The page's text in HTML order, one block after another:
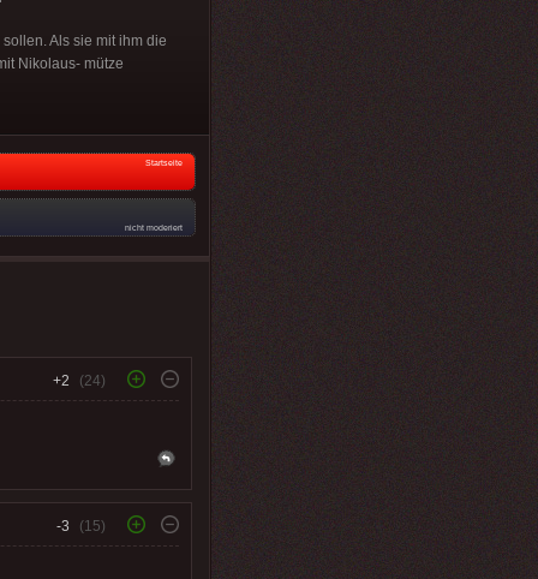
Als sie mit ihm die
Nikolaus- mütze
Startseite
nicht moderiert
+2 (24)
-3 (15)